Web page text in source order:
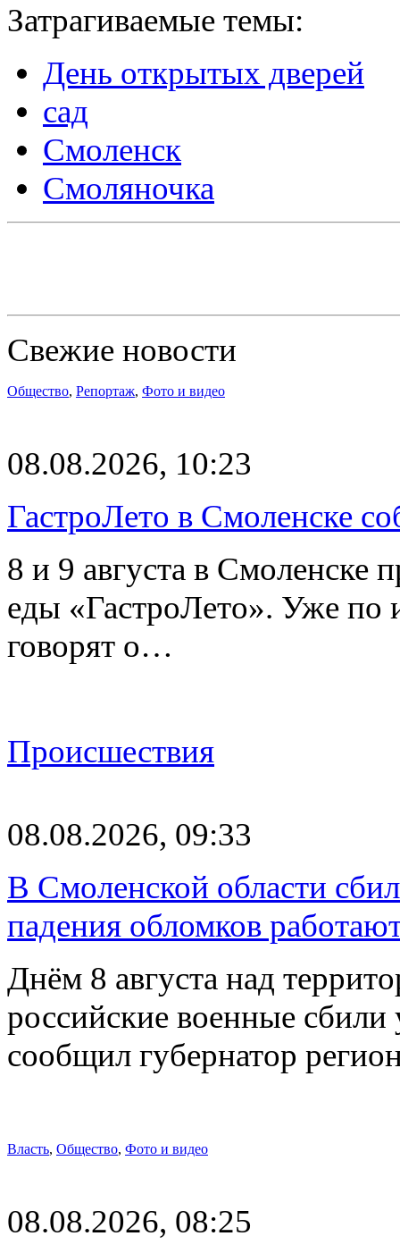
Затрагиваемые темы:
День открытых дверей
сад
Смоленск
Смоляночка
Свежие новости
Общество, Репортаж, Фото и видео
08.08.2026, 10:23
ГастроЛето в Смоленске
8 и 9 августа в Смоленске
еды «ГастроЛето». Уже по
говорят о…
Происшествия
08.08.2026, 09:33
В Смоленской области
падения обломков
Днём 8 августа над
российские военные
сообщил губернатор
Власть, Общество, Фото и видео
08.08.2026, 08:25